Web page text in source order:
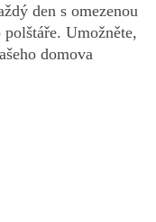
den s omezenou
Umožněte,
domova